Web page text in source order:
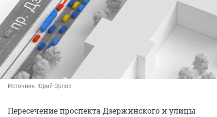
Источник: Юрий Орлов
Пересечение проспекта Дзержинского и улицы